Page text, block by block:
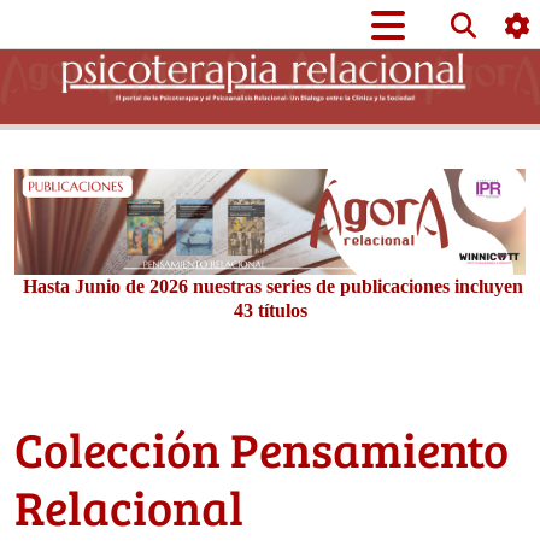
Hasta Junio de 2026 nuestras series de publicaciones incluyen
43 títulos
Colección Pensamiento
Relacional